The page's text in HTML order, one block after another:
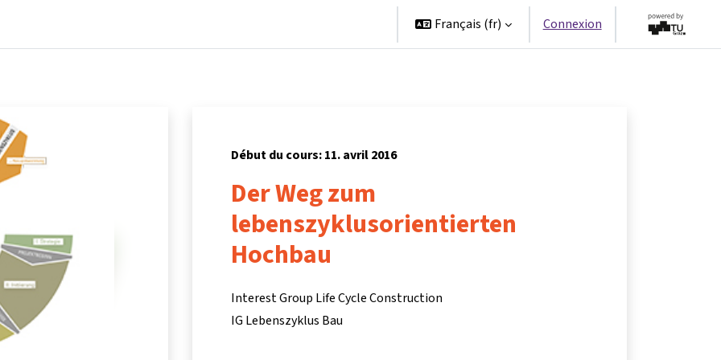
Français ‎(fr)‎ Connexion
Début du cours: 11. avril 2016
Der Weg zum
lebenszyklusorientierten
Hochbau
Interest Group Life Cycle Construction
IG Lebenszyklus Bau